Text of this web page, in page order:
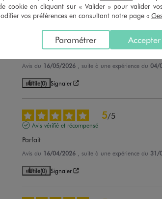
5/5
Avis vérifié et récompensé
Avis du 16/05/2026 , suite à une expérience du 04/
Utile(0) Signaler
5/5
Avis vérifié et récompensé
Parfait
Avis du 16/04/2026 , suite à une expérience du 31/
Utile(0) Signaler
cookie en cliquant sur « Valider » pour valider
vos préférences en consultant notre page «
Accepter
Paramétrer